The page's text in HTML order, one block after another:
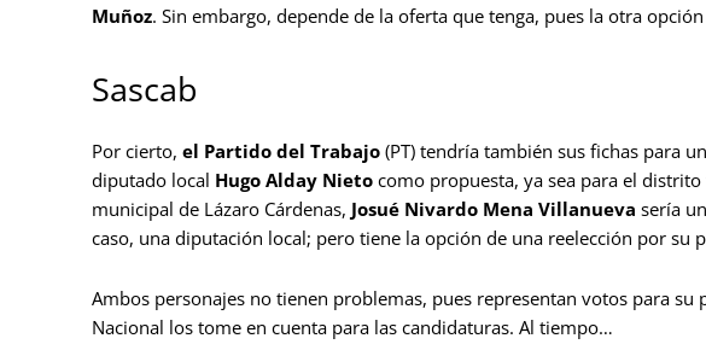
Muñoz. Sin embargo, depende de la oferta que tenga, pues la otra
Sascab
Por cierto, el Partido del Trabajo (PT) tendría también sus fichas para
diputado local Hugo Alday Nieto como propuesta, ya sea para el
municipal de Lázaro Cárdenas, Josué Nivardo Mena Villanueva sería
caso, una diputación local; pero tiene la opción de una reelección por su
Ambos personajes no tienen problemas, pues representan votos para
Nacional los tome en cuenta para las candidaturas. Al tiempo…